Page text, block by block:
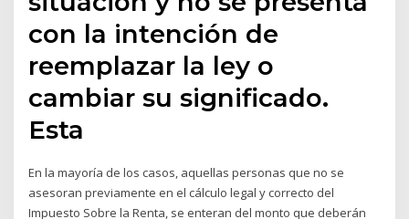
con la intención de
reemplazar la ley o
cambiar su significado.
Esta
En la mayoría de los casos, aquellas personas que no se
asesoran previamente en el cálculo legal y correcto del
Impuesto Sobre la Renta, se enteran del monto que deberán